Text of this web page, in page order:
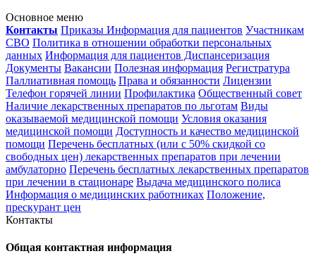
Основное меню
Контакты Приказы Информация для пациентов Участникам
СВО Политика в отношении обработки персональных
данных Информация для пациентов Диспансеризация
Документы Вакансии Полезная информация Регистратура
Паллиативная помощь Права и обязанности Лицензии
Телефон горячей линии Профилактика Общественный совет
Наличие лекарственных препаратов по льготам Виды
оказываемой медицинской помощи Условия оказания
медицинской помощи Доступность и качество медицинской
помощи Перечень бесплатных (или с 50% скидкой со
свободных цен) лекарственных препаратов при лечении
амбулаторно Перечень бесплатных лекарственных препаратов
при лечении в стационаре Выдача медицинского полиса
Информация о медицинских работниках Положение,
прескурант цен
Контакты
Общая контактная информация